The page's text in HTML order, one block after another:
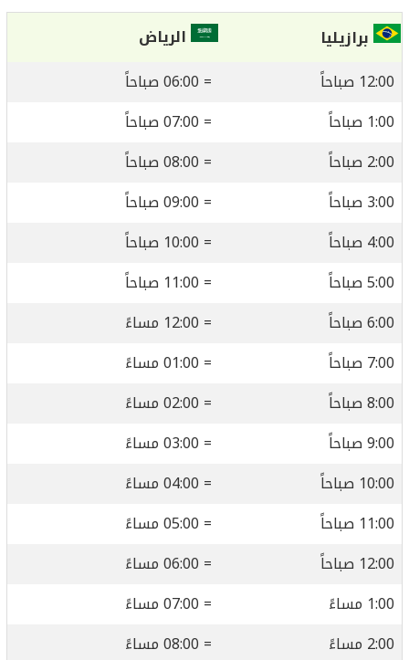
برازيليا
الرياض
12:00 صباحاً
= 06:00 صباحاً
1:00 صباحاً
= 07:00 صباحاً
2:00 صباحاً
= 08:00 صباحاً
3:00 صباحاً
= 09:00 صباحاً
4:00 صباحاً
= 10:00 صباحاً
5:00 صباحاً
= 11:00 صباحاً
6:00 صباحاً
= 12:00 مساءً
7:00 صباحاً
= 01:00 مساءً
8:00 صباحاً
= 02:00 مساءً
9:00 صباحاً
= 03:00 مساءً
10:00 صباحاً
= 04:00 مساءً
11:00 صباحاً
= 05:00 مساءً
12:00 صباحاً
= 06:00 مساءً
1:00 مساءً
= 07:00 مساءً
2:00 مساءً
= 08:00 مساءً